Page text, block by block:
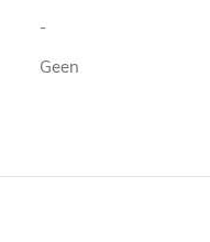
-
Geen